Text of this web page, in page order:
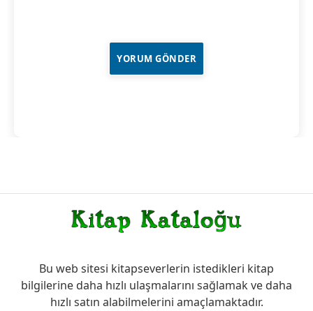
Bu web sitesi kitapseverlerin istedikleri kitap
bilgilerine daha hızlı ulaşmalarını sağlamak ve daha
hızlı satın alabilmelerini amaçlamaktadır.